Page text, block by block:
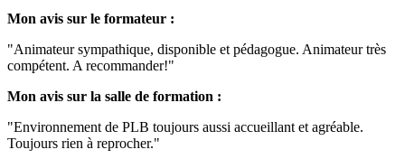
Mon avis sur le formateur :
"Animateur sympathique, disponible et pédagogue. Animateur très
compétent. A recommander!"
Mon avis sur la salle de formation :
"Environnement de PLB toujours aussi accueillant et agréable.
Toujours rien à reprocher."